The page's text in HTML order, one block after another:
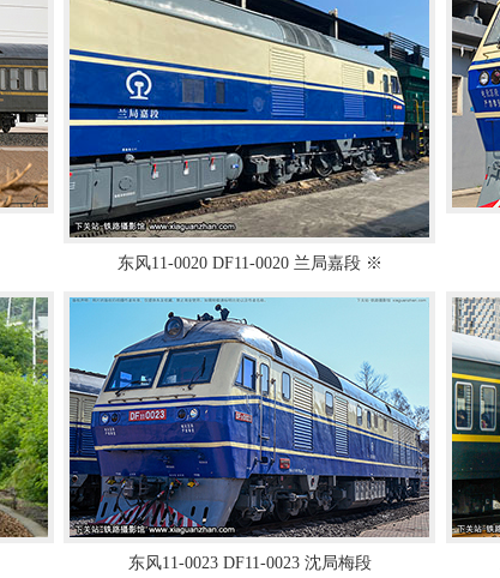
东风11-0020 DF11-0020 兰局嘉段 ※
东风11-0023 DF11-0023 沈局梅段